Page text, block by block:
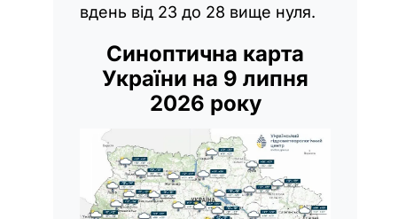
вдень від 23 до 28 вище нуля.
Синоптична карта
України на 9 липня
2026 року